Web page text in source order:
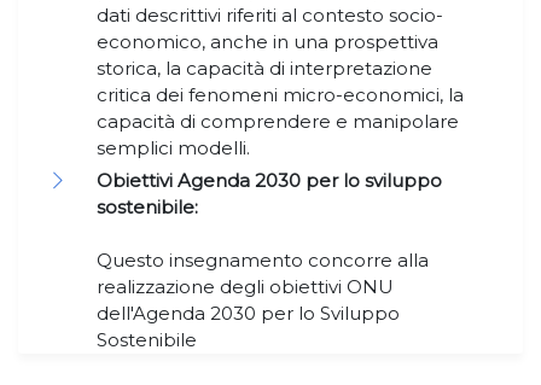
dati descrittivi riferiti al contesto socio-
economico, anche in una prospettiva
storica, la capacità di interpretazione
critica dei fenomeni micro-economici, la
capacità di comprendere e manipolare
semplici modelli.
Obiettivi Agenda 2030 per lo sviluppo
sostenibile:
Questo insegnamento concorre alla
realizzazione degli obiettivi ONU
dell'Agenda 2030 per lo Sviluppo
Sostenibile